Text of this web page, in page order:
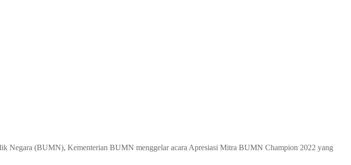
Negara (BUMN), Kementerian BUMN menggelar acara Apresiasi Mitra BUMN Champion 2022 yang